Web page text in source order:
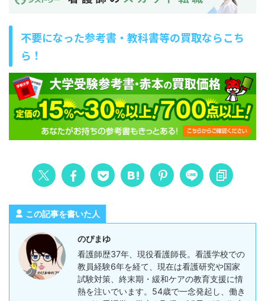
不要になった参考書・教科書等の買取ならこち
ら！
この記事を書いた人
のぴまゆ
看護師歴37年、現役看護師長。看護学校での
教員経験6年を経て、現在は看護研究や国家
試験対策、終末期・緩和ケアの教育支援に情
熱を注いでいます。54歳で一念発起し、働き